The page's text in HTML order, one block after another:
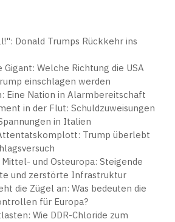
Donald Trumps Rückkehr ins
Welche Richtung die USA
einschlagen werden
Eine Nation in Alarmbereitschaft
in der Flut: Schuldzuweisungen
in Italien
Trump überlebt
und Osteuropa: Steigende
und zerstörte Infrastruktur
die Zügel an: Was bedeuten die
für Europa?
Wie DDR-Chloride zum